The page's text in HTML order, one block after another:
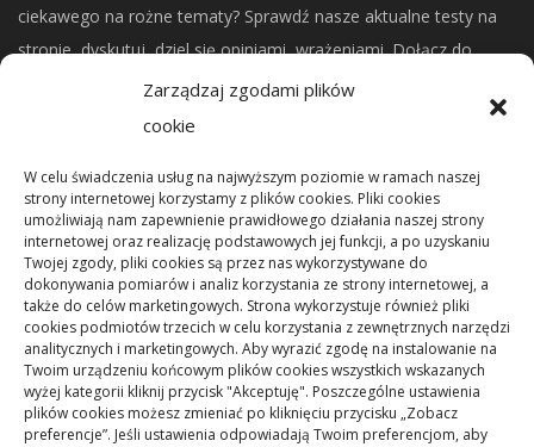
Zarządzaj zgodami plików
cookie
W celu świadczenia usług na najwyższym poziomie w ramach naszej
strony internetowej korzystamy z plików cookies. Pliki cookies
umożliwiają nam zapewnienie prawidłowego działania naszej strony
internetowej oraz realizację podstawowych jej funkcji, a po uzyskaniu
Twojej zgody, pliki cookies są przez nas wykorzystywane do
dokonywania pomiarów i analiz korzystania ze strony internetowej, a
także do celów marketingowych. Strona wykorzystuje również pliki
cookies podmiotów trzecich w celu korzystania z zewnętrznych narzędzi
analitycznych i marketingowych. Aby wyrazić zgodę na instalowanie na
Twoim urządzeniu końcowym plików cookies wszystkich wskazanych
wyżej kategorii kliknij przycisk "Akceptuję". Poszczególne ustawienia
plików cookies możesz zmieniać po kliknięciu przycisku „Zobacz
preferencje”. Jeśli ustawienia odpowiadają Twoim preferencjom, aby
ciekawego na rożne tematy? Sprawdź nasze aktualne testy na
stronie, dyskutuj, dziel się opiniami, wrażeniami. Dołącz do
naszej społeczności.
Mikrorachunek podatkowy: przelewy i księgowanie
Podstawowe rodzaje śrub – przegląd najważniejszych
typów
Pielęgnacja podłogi po remoncie: jak wydłużyć dobry
efekt